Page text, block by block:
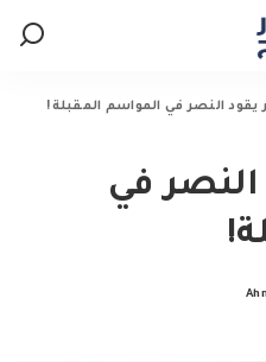
يقود النصر في المواسم المقبلة!
النصر في